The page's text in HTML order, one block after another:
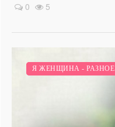
0 5
Я И ОТНОШЕНИЯ.
Я ЖЕНЩИНА - РАЗНОЕ